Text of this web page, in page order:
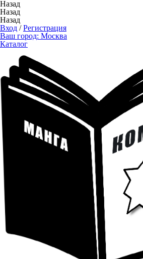
Назад
Назад
Назад
Вход /Регистрация
Ваш город: Москва
Каталог